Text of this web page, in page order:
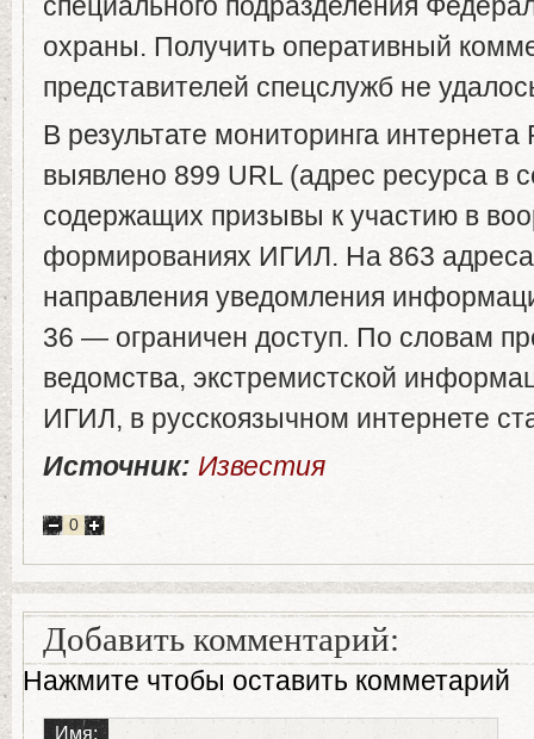
охраны. Получить оперативный
представителей спецслужб не
В результате мониторинга
выявлено 899 URL (адрес ресурса в
содержащих призывы к участию в
формированиях ИГИЛ. На 863
направления уведомления
36 — ограничен доступ. По словам
ведомства, экстремистской
ИГИЛ, в русскоязычном интернете
Источник: Известия
0
Добавить комментарий:
Нажмите чтобы оставить комметарий
Имя: